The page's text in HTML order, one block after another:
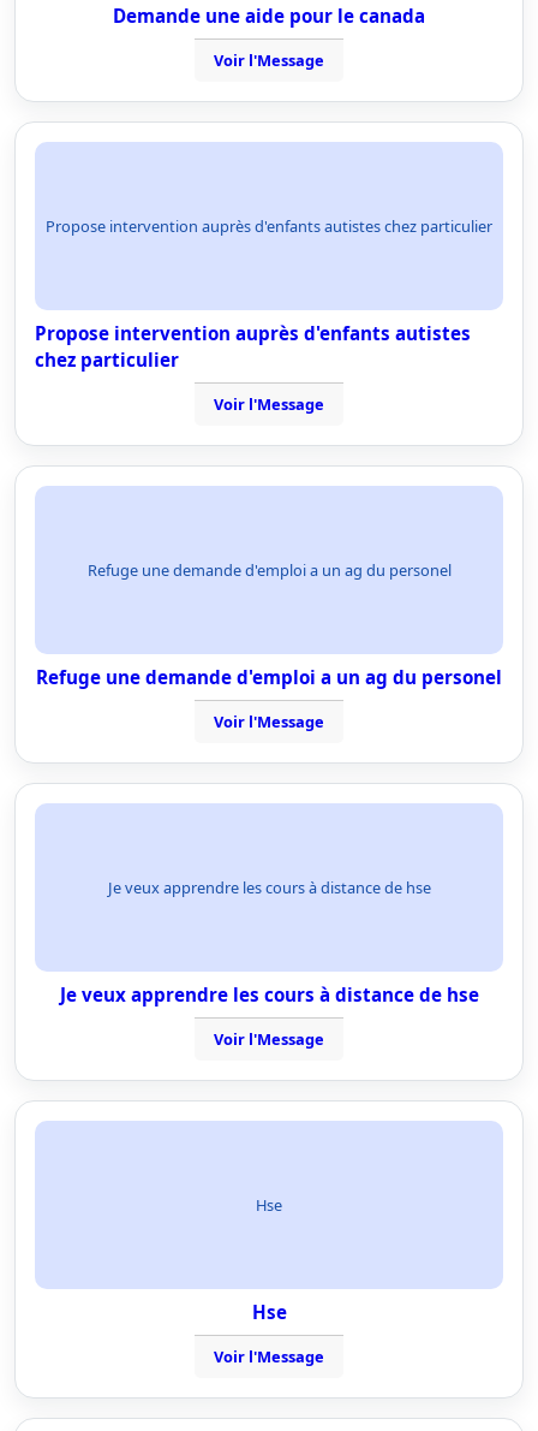
Demande une aide pour le canada
Voir l'Message
Propose intervention auprès d'enfants autistes chez particulier
Propose intervention auprès d'enfants autistes
chez particulier
Voir l'Message
Refuge une demande d'emploi a un ag du personel
Refuge une demande d'emploi a un ag du personel
Voir l'Message
Je veux apprendre les cours à distance de hse
Je veux apprendre les cours à distance de hse
Voir l'Message
Hse
Hse
Voir l'Message